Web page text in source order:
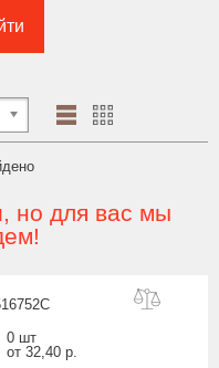
но для вас мы
2C
0 шт
от 32,40 р.